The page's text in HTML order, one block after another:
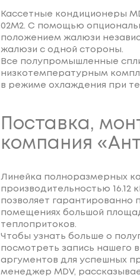
Кассетные кондиционеры
02M2. С помощью
положением жалюзи
жалюзи с одной стороны.
Все полупромышленные
низкотемпературным
в режиме охлаждения при
Поставка,
компания
Линейка полноразмерных
производительностью
позволяет
помещениях большой
теплопритоков.
Чтобы узнать больше о
посмотреть запись нашего
аргументов для успешных
менеджер MDV,